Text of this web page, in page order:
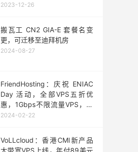
月、 4H8G仅58/月，联系客
费260/年和更高配置（限量）
2023-12-26
搬瓦工 CN2 GIA-E 套餐名变
更，可迁移至迪拜机房
2024-08-27
FriendHosting：庆祝 ENIAC
Day 活动，全部VPS五折优
惠，1Gbps不限流量VPS，月
付1.49欧起
2024-02-22
VoLLcloud：香港CMI新产品
大带宽VPS上线，年付89美元